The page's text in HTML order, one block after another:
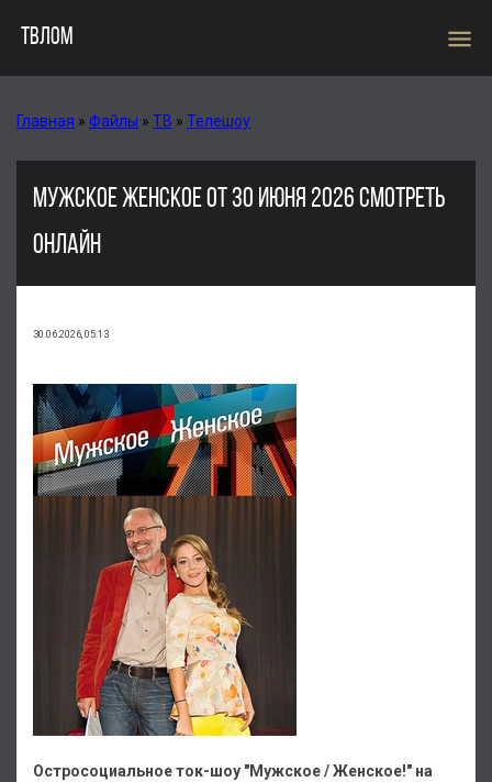
ТВЛОМ menu
Главная » Файлы » ТВ » Телешоу
МУЖСКОЕ ЖЕНСКОЕ ОТ 30 ИЮНЯ 2026 СМОТРЕТЬ
ОНЛАЙН
30.06.2026, 05:13
Остросоциальное ток-шоу "Мужское / Женское!" на